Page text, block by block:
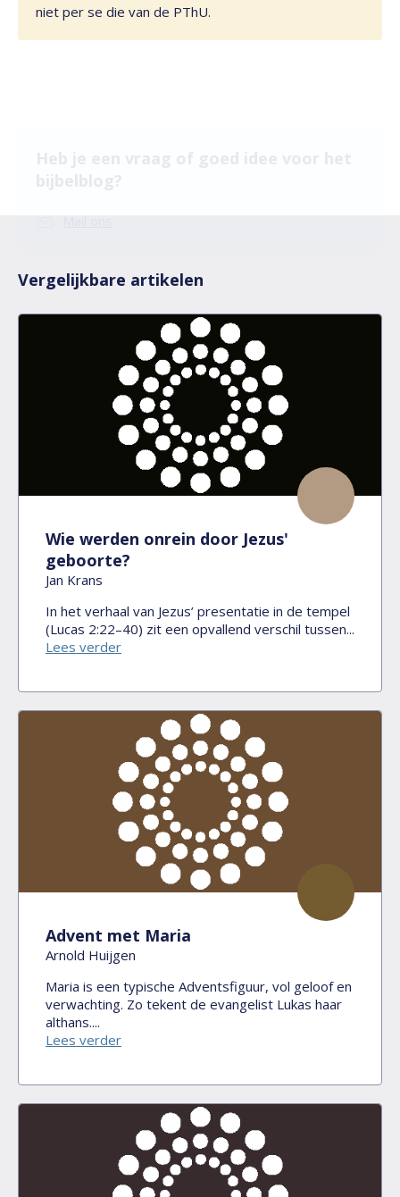
niet per se die van de PThU.
Mail ons
Vergelijkbare artikelen
Wie werden onrein door Jezus'
geboorte?
Jan Krans
In het verhaal van Jezus’ presentatie in de tempel
(Lucas 2:22–40) zit een opvallend verschil tussen...
Lees verder
Advent met Maria
Arnold Huijgen
Maria is een typische Adventsfiguur, vol geloof en
verwachting. Zo tekent de evangelist Lukas haar
althans....
Lees verder